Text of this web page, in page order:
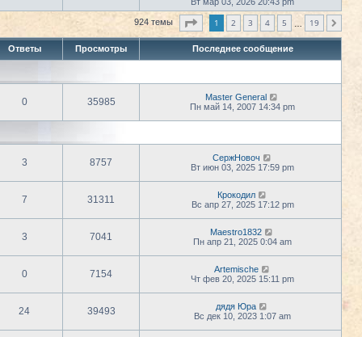
о
с
е
д
н
е
у
о
б
ю
т
и
к
п
о
с
л
е
м
у
о
б
щ
и
ю
р
е
й
т
и
к
л
е
м
у
с
о
щ
и
ю
924 темы Страница из19
1 2 3 4 5 19
Ответы Просмотры Последнее сообщение
0 35985
Master General
Пн май 14, 2007 14:34 pm
3 8757
СержНовоч
Вт июн 03, 2025 17:59 pm
7 31311
Крокодил
Вс апр 27, 2025 17:12 pm
3 7041
Maestro1832
Пн апр 21, 2025 0:04 am
0 7154
Artemische
Чт фев 20, 2025 15:11 pm
24 39493
дядя Юра
Вс дек 10, 2023 1:07 am